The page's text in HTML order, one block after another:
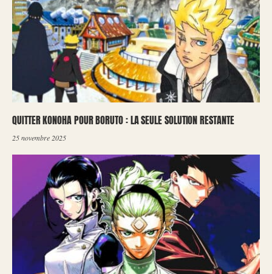
QUITTER KONOHA POUR BORUTO : LA SEULE SOLUTION RESTANTE
25 novembre 2025